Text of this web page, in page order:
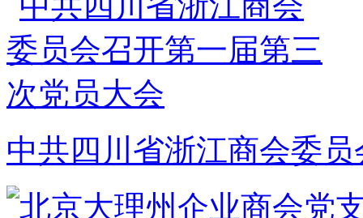
中共四川省浙江商会委